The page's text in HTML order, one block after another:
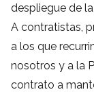
despliegue de
A contratistas,
a los que
nosotros y a la
contrato a